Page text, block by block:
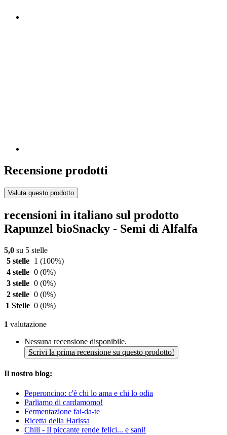
Recensione prodotti
Valuta questo prodotto
recensioni in italiano sul prodotto
Rapunzel bioSnacky - Semi di Alfalfa
5,0 su 5 stelle
5 stelle
1 (100%)
4 stelle 0 (0%)
3 stelle 0 (0%)
2 stelle 0 (0%)
1 Stelle 0 (0%)
1 valutazione
Nessuna recensione disponibile.
Scrivi la prima recensione su questo prodotto!
Il nostro blog:
Peperoncino: c'è chi lo ama e chi lo odia
Parliamo di cardamomo!
Fermentazione fai-da-te
Ricetta della Harissa
Chili - Il piccante rende felici... e sani!